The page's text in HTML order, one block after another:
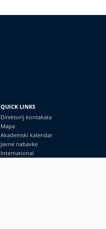
QUICK LINKS
Direktorij kontakata
Mapa
Akademski kalendar
Javne nabavke
International